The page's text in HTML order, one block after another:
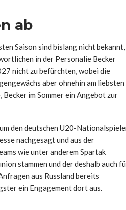
ab
Saison sind bislang nicht bekannt,
in der Personalie Becker
nicht zu befürchten, wobei die
aber ohnehin am liebsten
Becker im Sommer ein Angebot zur
den deutschen U20-
nachgesagt und aus der
wie unter anderem Spartak
stammen und der deshalb auch
aus Russland bereits
ein Engagement dort aus.